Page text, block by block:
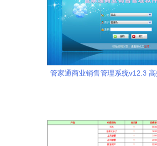
管家通商业销售管理系统v12.3